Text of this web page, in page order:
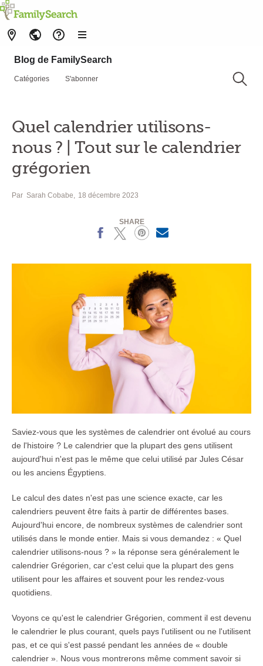
Blog de FamilySearch
Catégories S'abonner
Quel calendrier utilisons-
nous ? | Tout sur le calendrier
grégorien
Par Sarah Cobabe 18 décembre 2023
SHARE
X
Saviez-vous que les systèmes de calendrier ont évolué au cours
de l'histoire ? Le calendrier que la plupart des gens utilisent
aujourd'hui n'est pas le même que celui utilisé par Jules César
ou les anciens Égyptiens.
Le calcul des dates n'est pas une science exacte, car les
calendriers peuvent être faits à partir de différentes bases.
Aujourd'hui encore, de nombreux systèmes de calendrier sont
utilisés dans le monde entier. Mais si vous demandez : « Quel
calendrier utilisons-nous ? » la réponse sera généralement le
calendrier Grégorien, car c'est celui que la plupart des gens
utilisent pour les affaires et souvent pour les rendez-vous
quotidiens.
Voyons ce qu'est le calendrier Grégorien, comment il est devenu
le calendrier le plus courant, quels pays l'utilisent ou ne l'utilisent
pas, et ce qui s'est passé pendant les années de « double
calendrier ». Nous vous montrerons même comment savoir si